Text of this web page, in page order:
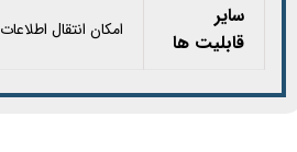
سایر
قابلیت‌ ها
امکان انتقال اطلاعات